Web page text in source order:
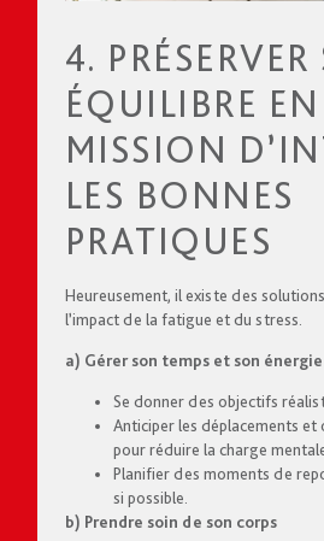
4.
ÉQUILIBRE EN
MISSION
LES BONNES
PRATIQUES
Heureusement, il existe des
l’impact de la fatigue et du stress.
a) Gérer son temps et son énergie
Se donner des objectifs
Anticiper les déplacements et
pour réduire la charge
Planifier des moments de
si possible.
b) Prendre soin de son corps